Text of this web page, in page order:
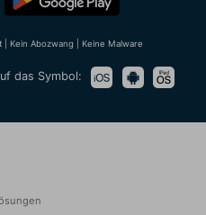
Meisterkurs
Beherrschen Sie
Videobearbeitungsfähigkeiten
können
Anmelden
| Kein Abozwang | Keine Malware
das Symbol: